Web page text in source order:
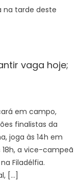
na tarde deste
vaga hoje;
em campo,
finalistas da
joga às 14h em
18h, a vice-campeã
Filadélfia.
[…]